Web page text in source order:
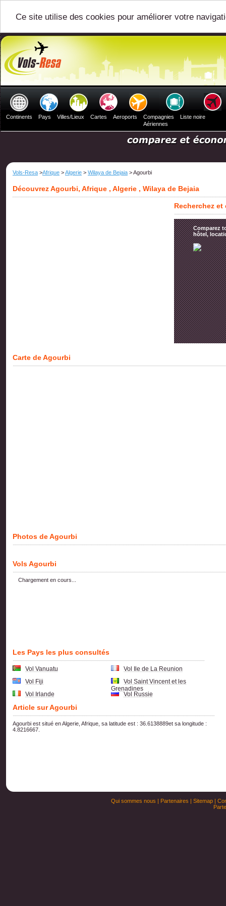
Ce site utilise des cookies pour améliorer votre
Continents Pays Villes/Lieux Cartes Aeroports
Compagnies
Aériennes
Liste noire
Vols-Resa >Afrique >Algerie > Wilaya de Bejaia > Agourbi
Découvrez Agourbi, Afrique , Algerie , Wilaya de Bejaia
Recherchez
Comparez
hôtel,
Carte de Agourbi
Photos de Agourbi
Vols Agourbi
Chargement en cours...
Les Pays les plus consultés
Vol Vanuatu
Vol Ile de La Reunion
Vol Fiji
Vol Saint Vincent et les
Grenadines
Vol Irlande Vol Russie
Article sur Agourbi
Agourbi est situé en Algerie, Afrique, sa latitude est : 36.6138889et sa longitude :
4.8216667.
Qui sommes nous | Partenaires | Sitemap|